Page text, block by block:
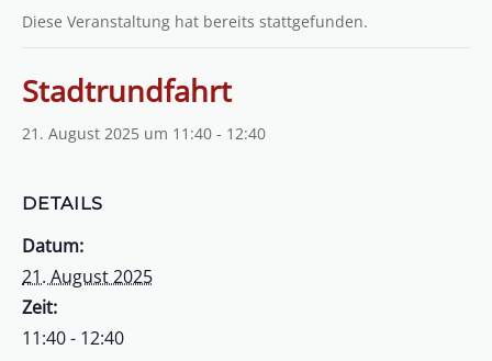
Diese Veranstaltung hat bereits stattgefunden.
Stadtrundfahrt
21. August 2025 um 11:40 - 12:40
DETAILS
Datum:
21. August 2025
Zeit:
11:40 - 12:40